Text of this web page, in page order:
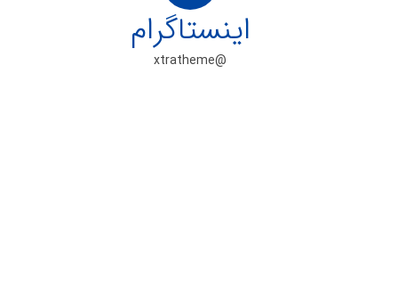
اینستاگرام
@xtratheme